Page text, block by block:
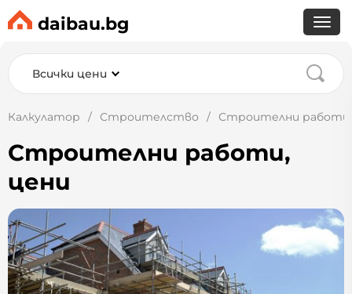
daibau.bg
Калкулатор Строителство Строителни работи,
Всички цени
Строителни работи,
цени